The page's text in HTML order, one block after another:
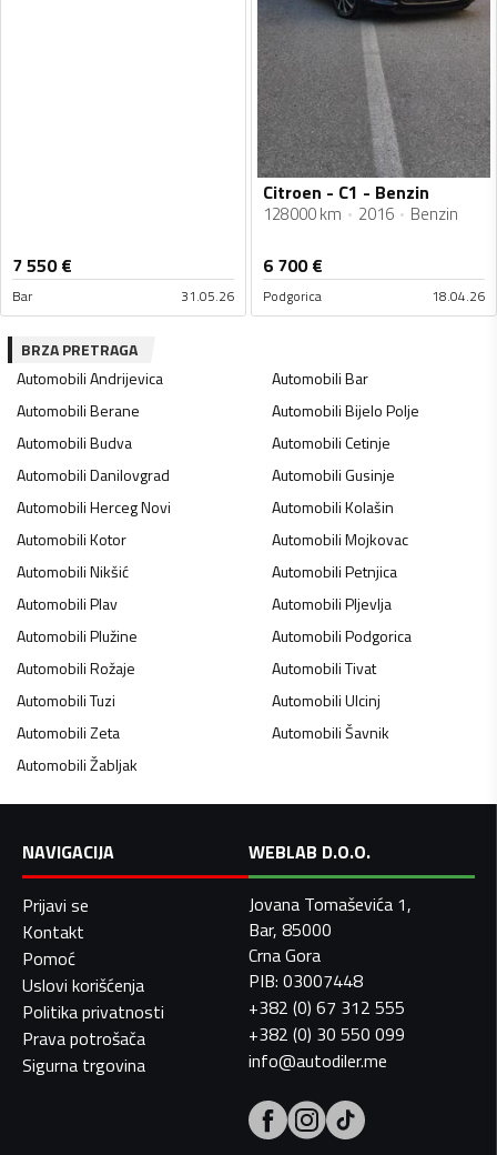
7 550€
Bar 31.05.26
Citroen - C1 - Benzin
128000 km 2016 Benzin
6 700€
Podgorica 18.04.26
BRZA PRETRAGA
AutomobiliAndrijevica AutomobiliBar
AutomobiliBerane AutomobiliBijelo Polje
AutomobiliBudva AutomobiliCetinje
AutomobiliDanilovgrad AutomobiliGusinje
AutomobiliHerceg Novi AutomobiliKolašin
AutomobiliKotor AutomobiliMojkovac
AutomobiliNikšić AutomobiliPetnjica
AutomobiliPlav AutomobiliPljevlja
AutomobiliPlužine AutomobiliPodgorica
AutomobiliRožaje AutomobiliTivat
AutomobiliTuzi AutomobiliUlcinj
AutomobiliZeta AutomobiliŠavnik
AutomobiliŽabljak
NAVIGACIJA
Prijavi se
Kontakt
Pomoć
Uslovi korišćenja
Politika privatnosti
Prava potrošača
Sigurna trgovina
WEBLAB D.O.O.
Jovana Tomaševića 1,
Bar, 85000
Crna Gora
PIB: 03007448
+382 (0) 67 312 555
+382 (0) 30 550 099
info@autodiler.me